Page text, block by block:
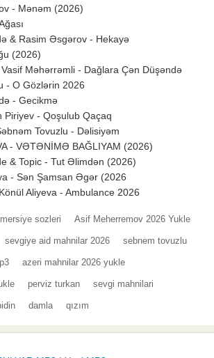
- Mənəm (2026)
& Rasim Əsgərov - Hekayə
(2026)
Məhərrəmli - Dağlara Çən Düşəndə
- O Gözlərin 2026
- Gecikmə
Piriyev - Qoşulub Qaçaq
Tovuzlu - Dəlisiyəm
- VƏTƏNİMƏ BAĞLIYAM (2026)
& Topic - Tut Əlimdən (2026)
- Sən Şamsan Əgər (2026
Aliyeva - Ambulance 2026
mersiye sozleri Asif Meherremov 2026 Yukle
sevgiye aid mahnilar 2026 sebnem tovuzlu
azeri mahnilar 2026 yukle
perviz turkan sevgi mahnilari
damla qızım